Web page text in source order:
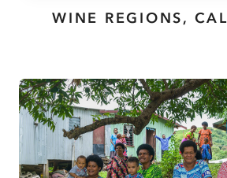
WINE REGIONS,